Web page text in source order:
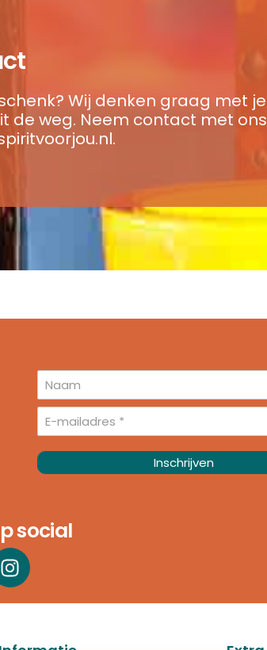
Wij denken graag met je
de weg. Neem contact met ons
.
Inschrijven
social